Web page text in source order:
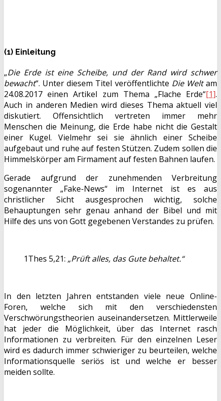
(1) Einleitung
„Die Erde ist eine Scheibe, und der Rand wird schwer
bewacht“. Unter diesem Titel veröffentlichte Die Weltam
24.08.2017 einen Artikel zum Thema „Flache Erde“[1].
Auch in anderen Medien wird dieses Thema aktuell viel
diskutiert. Offensichtlich vertreten immer mehr
Menschen die Meinung, die Erde habe nicht die Gestalt
einer Kugel. Vielmehr sei sie ähnlich einer Scheibe
aufgebaut und ruhe auf festen Stützen. Zudem sollen die
Himmelskörper am Firmament auf festen Bahnen laufen.
Gerade aufgrund der zunehmenden Verbreitung
sogenannter „Fake-News“ im Internet ist es aus
christlicher Sicht ausgesprochen wichtig, solche
Behauptungen sehr genau anhand der Bibel und mit
Hilfe des uns von Gott gegebenen Verstandes zu prüfen.
1Thes 5,21: „Prüft alles, das Gute behaltet.“
In den letzten Jahren entstanden viele neue Online-
Foren, welche sich mit den verschiedensten
Verschwörungstheorien auseinandersetzen. Mittlerweile
hat jeder die Möglichkeit, über das Internet rasch
Informationen zu verbreiten. Für den einzelnen Leser
wird es dadurch immer schwieriger zu beurteilen, welche
Informationsquelle seriös ist und welche er besser
meiden sollte.